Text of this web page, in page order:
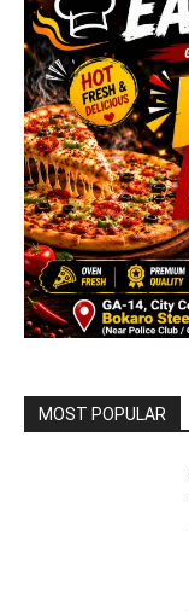
MOST POPULAR